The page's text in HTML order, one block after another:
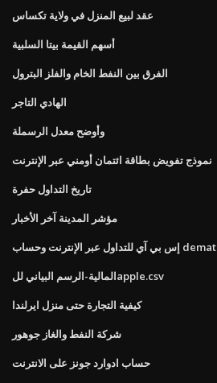
عقد لبيع المنزل في ولاية تكساس
أسهم القيمة بيتا السلبية
الفرق بين النفط الخام والفلز البترول
الهادي التاجر
وأوضح معدل الرسملة
نموذج تفويض بطاقة ائتمان أومني عبر الإنترنت
تاريخ التداول حفرة
مؤشر المدينة آخر الأخبار
إس بي آي للتداول عبر الإنترنت وحساب demat
المالية-الرسم البياني للapple.csv
كيفية التجارة حتى منزل ايرلندا
شركة النفط والغاز جوهور
حساب ادوارد جونز على الانترنت